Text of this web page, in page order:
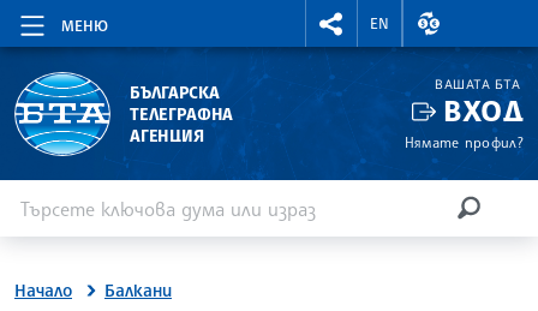
МЕНЮ
RIGHTMENU.SOCIAL
EN
ВАЛУТНИ
БЪЛГАРСКА
ТЕЛЕГРАФНА
АГЕНЦИЯ
ВАШАТА БТА
ВХОД
Нямате профил?
Начало Балкани